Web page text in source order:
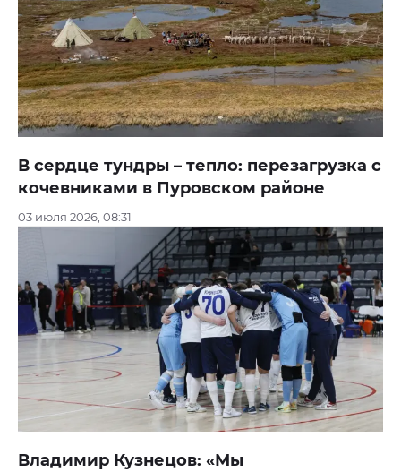
В сердце тундры – тепло: перезагрузка с
кочевниками в Пуровском районе
03 июля 2026, 08:31
Владимир Кузнецов: «Мы